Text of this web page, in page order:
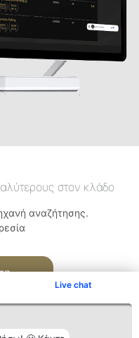
Live chat
στον κλάδο
αναζήτησης.